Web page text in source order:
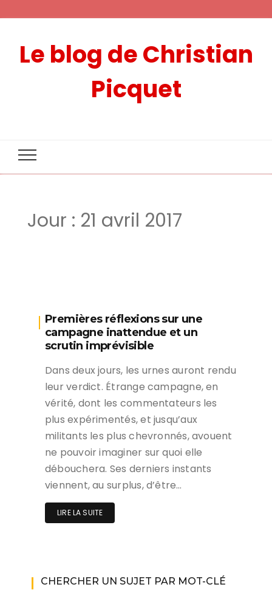
Le blog de Christian
Picquet
Jour : 21 avril 2017
Premières réflexions sur une
campagne inattendue et un
scrutin imprévisible
Dans deux jours, les urnes auront rendu
leur verdict. Étrange campagne, en
vérité, dont les commentateurs les
plus expérimentés, et jusqu’aux
militants les plus chevronnés, avouent
ne pouvoir imaginer sur quoi elle
débouchera. Ses derniers instants
viennent, au surplus, d’être…
LIRE LA SUITE
CHERCHER UN SUJET PAR MOT-CLÉ